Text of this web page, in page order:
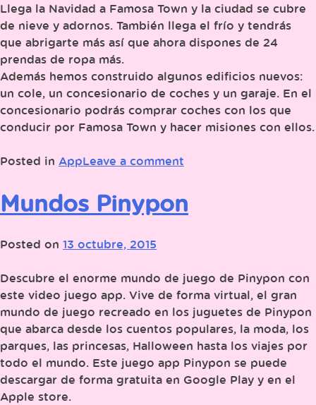
Llega la Navidad a Famosa Town y la ciudad se cubre
de nieve y adornos. También llega el frío y tendrás
que abrigarte más así que ahora dispones de 24
prendas de ropa más.
Además hemos construido algunos edificios nuevos:
un cole, un concesionario de coches y un garaje. En el
concesionario podrás comprar coches con los que
conducir por Famosa Town y hacer misiones con ellos.
Posted in AppLeave a comment
Mundos Pinypon
Posted on 13 octubre, 2015
Descubre el enorme mundo de juego de Pinypon con
este video juego app. Vive de forma virtual, el gran
mundo de juego recreado en los juguetes de Pinypon
que abarca desde los cuentos populares, la moda, los
parques, las princesas, Halloween hasta los viajes por
todo el mundo. Este juego app Pinypon se puede
descargar de forma gratuita en Google Play y en el
Apple store.